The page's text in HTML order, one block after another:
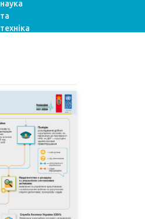
наука
та
техніка